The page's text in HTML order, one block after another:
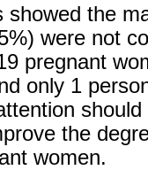
showed the
were not
pregnant
only 1
the
women.